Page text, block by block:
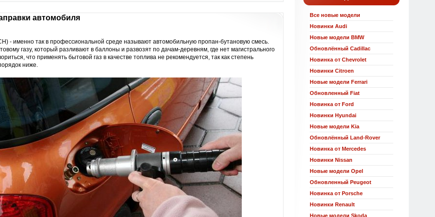
автомобиля
- именно так в профессиональной среде называют автомобильную пропан-бутановую смесь.
газу, который разливают в баллоны и развозят по дачам-деревням, где нет магистрального
что применять бытовой газ в качестве топлива не рекомендуется, так как степень
ниже.
Все новые модели
Новинки Audi
Новые модели BMW
Обновлённый Cadillac
Новинка от Chevrolet
Новинки Citroen
Новые модели Ferrari
Обновленный Fiat
Новинка от Ford
Новинки Hyundai
Новые модели Kia
Обновлённый Land-Rover
Новинка от Mercedes
Новинки Nissan
Новые модели Opel
Обновленный Peugeot
Новинка от Porsche
Новинки Renault
Новые модели Skoda